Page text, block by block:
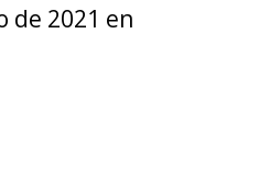
de 2021 en